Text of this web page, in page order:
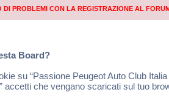
DI PROBLEMI CON LA REGISTRAZIONE AL
Board?
su “Passione Peugeot Auto Club
accetti che vengano scaricati sul tuo